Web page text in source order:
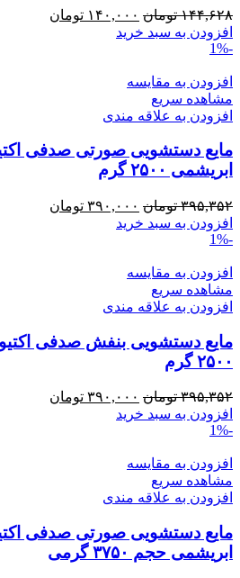
۱۴۴,۶۲۸ تومان قیمت
اصلی:
۱۴۰,۰۰۰ تومان
افزودن به سبد خرید
-1%
افزودن به مقایسه
مشاهده سریع
افزودن به علاقه مندی
مایع دستشویی صورتی صدفی
ابریشمی ۲۵۰۰ گرم
۳۹۵,۳۵۲ تومان قیمت
اصلی:
۳۹۰,۰۰۰ تومان
افزودن به سبد خرید
-1%
افزودن به مقایسه
مشاهده سریع
افزودن به علاقه مندی
مایع دستشویی بنفش صدفی
۲۵۰۰ گرم
۳۹۵,۳۵۲ تومان قیمت
اصلی:
۳۹۰,۰۰۰ تومان
افزودن به سبد خرید
-1%
افزودن به مقایسه
مشاهده سریع
افزودن به علاقه مندی
مایع دستشویی صورتی صدفی
ابریشمی حجم ۳۷۵۰ گرمی